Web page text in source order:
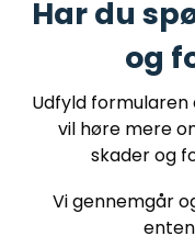
Har du
og
Udfyld formularen
vil høre mere
skader og
Vi gennemgår